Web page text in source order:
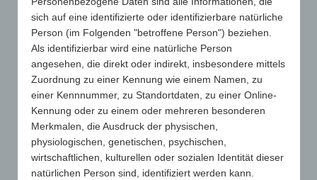
umgehend entfernen.
Haftung für Inhalt
Sorgfalt erstellt. Für die Richtigkeit, Vollständigkeit
und Aktualität der Inhalte können wir jedoch keine
Gewähr übernehmen. Als Diensteanbieter sind wir
gemäß § 7 Abs.1 TMG für eigene Inhalte auf diesen
Seiten nach den allgemeinen Gesetzen
verantwortlich. Nach § 8 bis 10 TMG sind wir als
Diensteanbieter jedoch nicht verpflichtet,
sich auf eine identifizierte oder identifizierbare natürliche
Person (im Folgenden "betroffene Person") beziehen.
Als identifizierbar wird eine natürliche Person
angesehen, die direkt oder indirekt, insbesondere mittels
Zuordnung zu einer Kennung wie einem Namen, zu
einer Kennnummer, zu Standortdaten, zu einer Online-
Kennung oder zu einem oder mehreren besonderen
Merkmalen, die Ausdruck der physischen,
physiologischen, genetischen, psychischen,
wirtschaftlichen, kulturellen oder sozialen Identität dieser
natürlichen Person sind, identifiziert werden kann.